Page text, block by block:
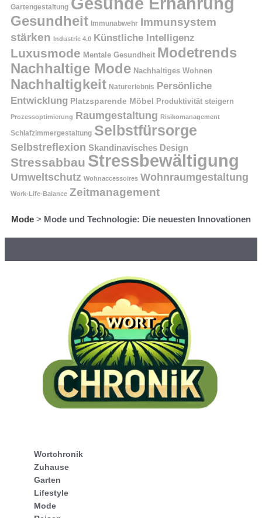
Gartengestaltung
Gesundheit Immunabwehr Immunsystem
stärken Industrie 4.0 Künstliche Intelligenz
Luxusmode Mentale Gesundheit Modetrends
Nachhaltige Mode Nachhaltiges Wohnen
Nachhaltigkeit Naturerlebnis Persönliche
Entwicklung Platzsparende Möbel Produktivität steigern
Prozessoptimierung Raumgestaltung Risikomanagement
Schlafzimmergestaltung Selbstfürsorge
Selbstreflexion Skandinavisches Design
Stressabbau Stressbewältigung
Umweltschutz Wohnaccessoires Wohnraumgestaltung
Work-Life-Balance Zeitmanagement
Mode > Mode und Technologie: Die neuesten Innovationen
Wortchronik
Zuhause
Garten
Lifestyle
Mode